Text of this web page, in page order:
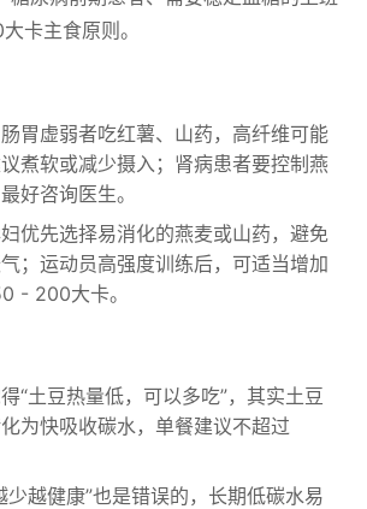
卡主食原则。
肠胃虚弱者吃红薯、山药，高纤维可能
煮软或减少摄入；肾病患者要控制燕
好咨询医生。
优先选择易消化的燕麦或山药，避免
；运动员高强度训练后，可适当增加
- 200大卡。
“土豆热量低，可以多吃”，其实土豆
为快吸收碳水，单餐建议不超过
少越健康”也是错误的，长期低碳水易